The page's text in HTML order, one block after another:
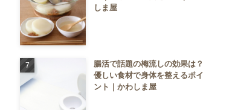
しま屋
腸活で話題の梅流しの効果は？
優しい食材で身体を整えるポイ
ント｜かわしま屋